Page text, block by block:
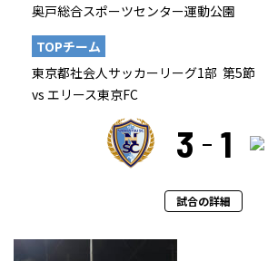
奥戸総合スポーツセンター運動公園
TOPチーム
東京都社会人サッカーリーグ1部 第5節
vs エリース東京FC
3 1
試合の詳細